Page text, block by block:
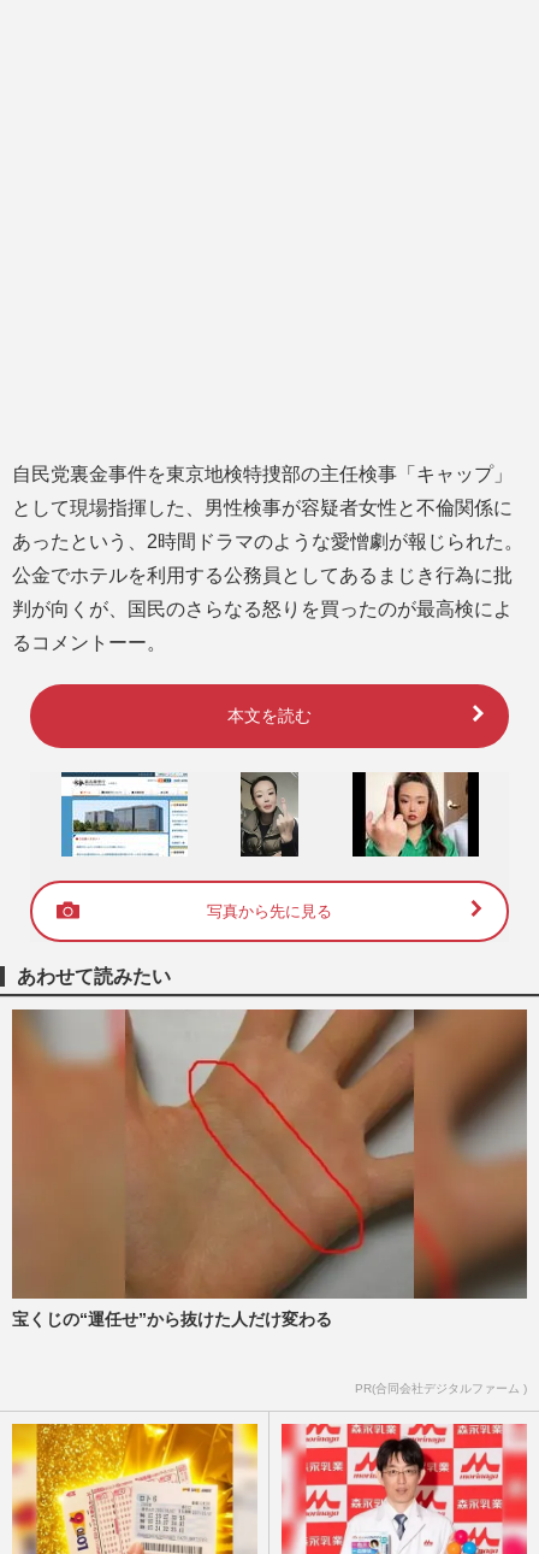
自民党裏金事件を東京地検特捜部の主任検事「キャップ」
として現場指揮した、男性検事が容疑者女性と不倫関係に
あったという、2時間ドラマのような愛憎劇が報じられた。
公金でホテルを利用する公務員としてあるまじき行為に批
判が向くが、国民のさらなる怒りを買ったのが最高検によ
るコメントーー。
本文を読む
写真から先に見る
あわせて読みたい
宝くじの“運任せ”から抜けた人だけ変わる
PR(合同会社デジタルファーム )